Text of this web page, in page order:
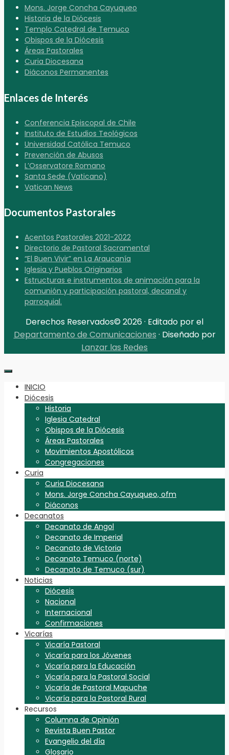
Mons. Jorge Concha Cayuqueo
Historia de la Diócesis
Templo Catedral de Temuco
Obispos de la Diócesis
Áreas Pastorales
Curia Diocesana
Diáconos Permanentes
Enlaces de Interés
Conferencia Episcopal de Chile
Instituto de Estudios Teológicos
Universidad Católica Temuco
Prevención de Abusos
L’Osservatore Romano
Santa Sede (Vaticano)
Vatican News
Documentos Pastorales
Acentos Pastorales 2021-2022
Directorio de Pastoral Sacramental
“El Buen Vivir” en La Araucanía
Iglesia y Pueblos Originarios
Estructuras e instrumentos de animación para la
comunión y participación pastoral, decanal y
parroquial.
Derechos Reservados© 2026 · Editado por el
Departamento de Comunicaciones · Diseñado por
Lanzar las Redes
INICIO
Diócesis
Historia
Iglesia Catedral
Obispos de la Diócesis
Áreas Pastorales
Movimientos Apostólicos
Congregaciones
Curia
Curia Diocesana
Mons. Jorge Concha Cayuqueo, ofm
Diáconos
Decanatos
Decanato de Angol
Decanato de Imperial
Decanato de Victoria
Decanato Temuco (norte)
Decanato de Temuco (sur)
Noticias
Diócesis
Nacional
Internacional
Confirmaciones
Vicarías
Vicaría Pastoral
Vicaría para los Jóvenes
Vicaría para la Educación
Vicaría para la Pastoral Social
Vicaría de Pastoral Mapuche
Vicaría para la Pastoral Rural
Recursos
Columna de Opinión
Revista Buen Pastor
Evangelio del día
Glosario